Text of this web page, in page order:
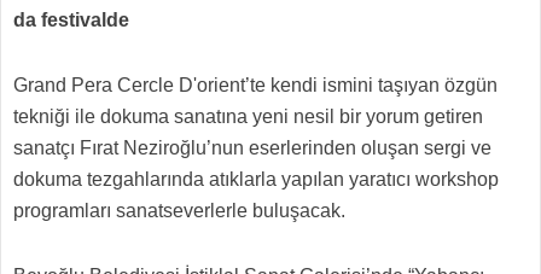
da festivalde
Grand Pera Cercle D'orient’te kendi ismini taşıyan özgün
tekniği ile dokuma sanatına yeni nesil bir yorum getiren
sanatçı Fırat Neziroğlu’nun eserlerinden oluşan sergi ve
dokuma tezgahlarında atıklarla yapılan yaratıcı workshop
programları sanatseverlerle buluşacak.